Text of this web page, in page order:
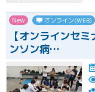
New オンライン(WEB)
【オンラインセ
ンソン病…